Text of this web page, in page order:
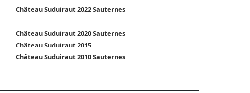
Château Suduiraut 2022 Sauternes
Château Suduiraut 2020 Sauternes
Château Suduiraut 2015
Château Suduiraut 2010 Sauternes